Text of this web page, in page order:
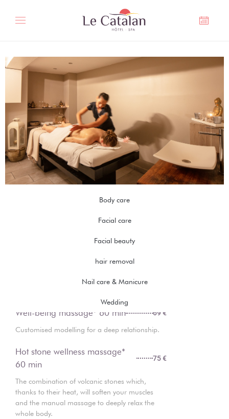
Body care
Facial care
Facial beauty
hair removal
Nail care & Manicure
Wedding
Massages
Care
Well-being massage* 60 min 69 €
Customised modelling for a deep relationship.
Hot stone wellness massage*
60 min
75 €
The combination of volcanic stones which,
thanks to their heat, will soften your muscles
and the manual massage to deeply relax the
whole body.